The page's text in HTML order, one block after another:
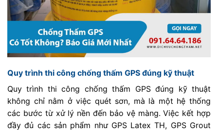
Quy trình thi công chống thấm GPS đúng kỹ thuật
Quy trình thi công chống thấm GPS đúng kỹ thuật
không chỉ nằm ở việc quét sơn, mà là một hệ thống
các bước từ xử lý nền đến bảo vệ màng. Việc kết hợp
đầy đủ các sản phẩm như GPS Latex TH, GPS Grout